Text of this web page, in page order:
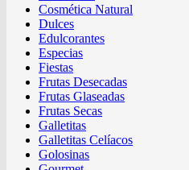
Cosmética Natural
Dulces
Edulcorantes
Especias
Fiestas
Frutas Desecadas
Frutas Glaseadas
Frutas Secas
Galletitas
Galletitas Celíacos
Golosinas